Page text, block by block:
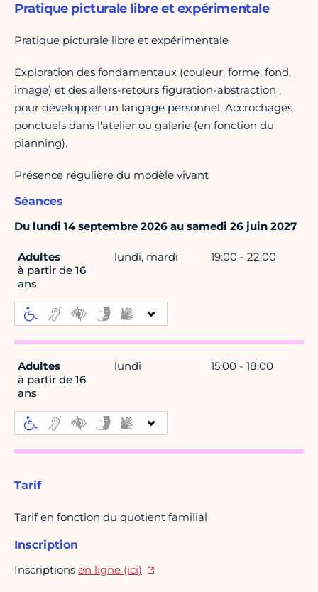
Pratique picturale libre et expérimentale
Pratique picturale libre et expérimentale
Exploration des fondamentaux (couleur, forme, fond,
image) et des allers-retours figuration-abstraction ,
pour développer un langage personnel. Accrochages
ponctuels dans l'atelier ou galerie (en fonction du
planning).
Présence régulière du modèle vivant
Séances
Du lundi 14 septembre 2026 au samedi 26 juin 2027
Adultes
à partir de 16
ans
lundi, mardi 19:00 - 22:00
Adultes
à partir de 16
ans
lundi 15:00 - 18:00
Tarif
Tarif en fonction du quotient familial
Inscription
Inscriptions en ligne (ici)